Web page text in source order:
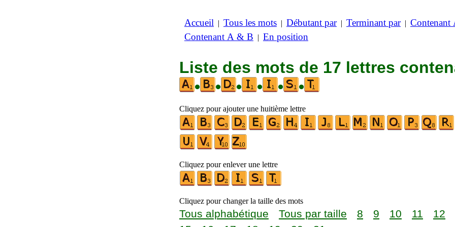
Accueil | Tous les mots | Débutant par| Terminant par| Contenant
Contenant A & B | En position
Liste des mots de 17 lettres
•
• • • • •
Cliquez pour ajouter une huitième lettre
Cliquez pour enlever une lettre
Cliquez pour changer la taille des mots
Tous alphabétique Tous par taille 8 9 10 11 12